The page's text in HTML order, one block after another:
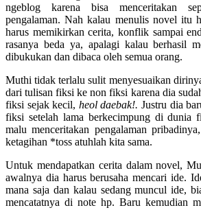
ngeblog karena bisa menceritakan
pengalaman. Nah kalau menulis novel itu
harus memikirkan cerita, konflik sampai
rasanya beda ya, apalagi kalau berhasil
dibukukan dan dibaca oleh semua orang.
Muthi tidak terlalu sulit menyesuaikan
dari tulisan fiksi ke non fiksi karena dia
fiksi sejak kecil, heol daebak!. Justru dia
fiksi setelah lama berkecimpung di dunia
malu menceritakan pengalaman
ketagihan *toss atuhlah kita sama.
Untuk mendapatkan cerita dalam novel,
awalnya dia harus berusaha mencari ide.
mana saja dan kalau sedang muncul ide,
mencatatnya di note hp. Baru kemudian